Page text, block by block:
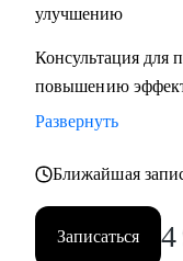
улучшению
Консультация для
повышению
Развернуть
Ближайшая
Записаться 4